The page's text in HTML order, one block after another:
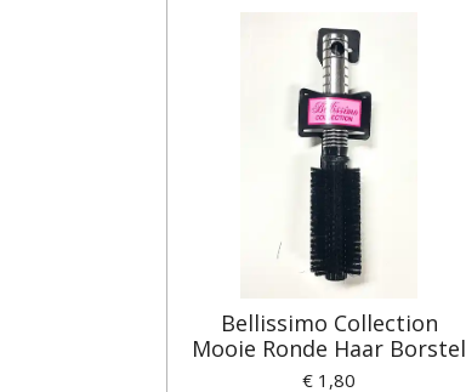
Bellissimo Collection
Mooie Ronde Haar Borstel
€ 1,80